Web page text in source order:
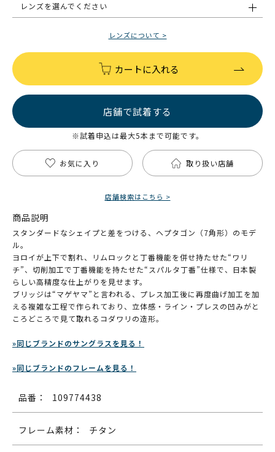
レンズを選んでください
レンズについて >
カートに入れる
店舗で試着する
※試着申込は最大5本まで可能です。
お気に入り 取り扱い店舗
店舗検索はこちら >
商品説明
スタンダードなシェイプと差をつける、ヘプタゴン（7角形）のモデ
ル。
ヨロイが上下で割れ、リムロックと丁番機能を併せ持たせた“ワリ
チ”、切削加工で丁番機能を持たせた“スパルタ丁番”仕様で、日本製
らしい高精度な仕上がりを見せます。
ブリッジは“マゲヤマ”と言われる、プレス加工後に再度曲げ加工を加
える複雑な工程で作られており、立体感・ライン・プレスの凹みがと
ころどころで見て取れるコダワリの造形。
»同じブランドのサングラスを見る！
»同じブランドのフレームを見る！
品番： 109774438
フレーム素材： チタン